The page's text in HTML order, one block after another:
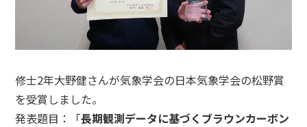
修士2年大野健さんが気象学会の日本気象学会の松野賞
を受賞しました。
発表題目：「長期観測データに基づくブラウンカーボン